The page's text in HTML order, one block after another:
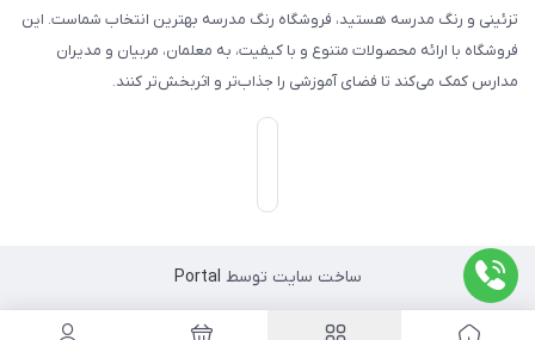
تزئینی و رنگ مدرسه هستید، فروشگاه رنگ مدرسه بهترین انتخاب شماست. این
فروشگاه با ارائه محصولات متنوع و با کیفیت، به معلمان، مربیان و مدیران
مدارس کمک می‌کند تا فضای آموزشی را جذاب‌تر و اثربخش‌تر کنند.
ساخت سایت توسط Portal